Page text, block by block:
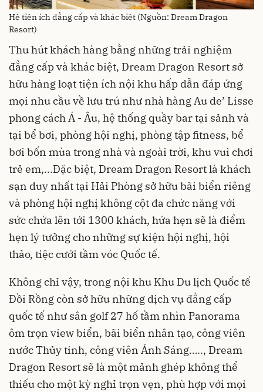
Hệ tiện ích đẳng cấp và khác biệt (Nguồn: Dream Dragon
Resort)
Thu hút khách hàng bằng những trải nghiệm
đẳng cấp và khác biệt, Dream Dragon Resort sở
hữu hàng loạt tiện ích nội khu hấp dẫn đáp ứng
mọi nhu cầu về lưu trú như nhà hàng Au de’ Lisse
phong cách Á - Âu, hệ thống quầy bar tại sảnh và
tại bể bơi, phòng hội nghị, phòng tập fitness, bể
bơi bốn mùa trong nhà và ngoài trời, khu vui chơi
trẻ em,...Đặc biệt, Dream Dragon Resort là khách
sạn duy nhất tại Hải Phòng sở hữu bãi biển riêng
và phòng hội nghị không cột đa chức năng với
sức chứa lên tới 1300 khách, hứa hẹn sẽ là điểm
hẹn lý tưởng cho những sự kiện hội nghị, hội
thảo, tiệc cưới tầm vóc Quốc tế.
Không chỉ vậy, trong nội khu Khu Du lịch Quốc tế
Đồi Rồng còn sở hữu những dịch vụ đẳng cấp
quốc tế như sân golf 27 hố tầm nhìn Panorama
ôm trọn view biển, bãi biển nhân tạo, công viên
nước Thủy tinh, công viên Ánh Sáng….., Dream
Dragon Resort sẽ là một mảnh ghép không thể
thiếu cho một kỳ nghỉ trọn vẹn, phù hợp với mọi